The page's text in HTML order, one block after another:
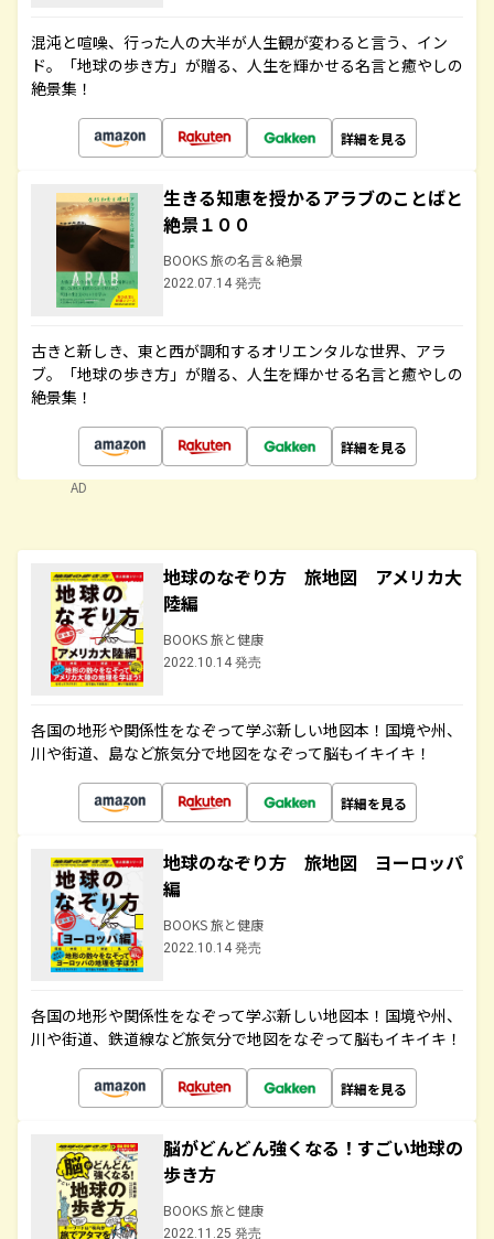
混沌と喧噪、行った人の大半が人生観が変わると言う、イン
ド。「地球の歩き方」が贈る、人生を輝かせる名言と癒やしの
絶景集！
詳細を見る
生きる知恵を授かるアラブのことばと
絶景１００
BOOKS 旅の名言＆絶景
2022.07.14 発売
古きと新しき、東と西が調和するオリエンタルな世界、アラ
ブ。「地球の歩き方」が贈る、人生を輝かせる名言と癒やしの
絶景集！
詳細を見る
AD
地球のなぞり方 旅地図 アメリカ大
陸編
BOOKS 旅と健康
2022.10.14 発売
各国の地形や関係性をなぞって学ぶ新しい地図本！国境や州、
川や街道、島など旅気分で地図をなぞって脳もイキイキ！
詳細を見る
地球のなぞり方 旅地図 ヨーロッパ
編
BOOKS 旅と健康
2022.10.14 発売
各国の地形や関係性をなぞって学ぶ新しい地図本！国境や州、
川や街道、鉄道線など旅気分で地図をなぞって脳もイキイキ！
詳細を見る
脳がどんどん強くなる！すごい地球の
歩き方
BOOKS 旅と健康
2022.11.25 発売